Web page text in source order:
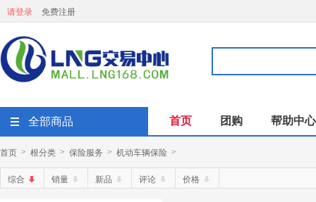
请登录 免费注册
全部商品 首页 团购 帮助中心
首页 > 根分类 > 保险服务 > 机动车辆保险 >
综合 销量 新品 评论 价格